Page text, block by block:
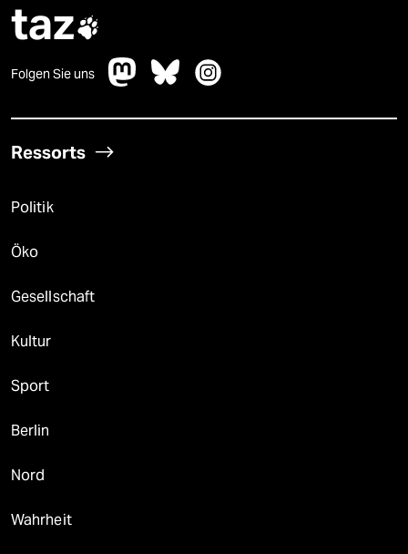
taz
Folgen Sie uns
Ressorts
Politik
Öko
Gesellschaft
Kultur
Sport
Berlin
Nord
Wahrheit